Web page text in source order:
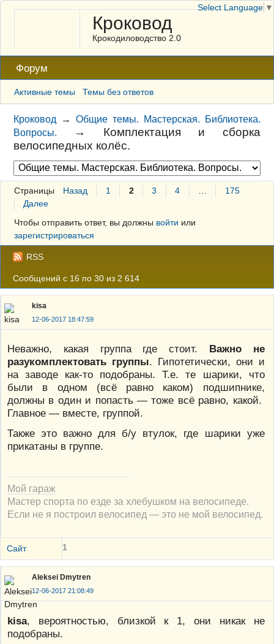
Кроковод
Крокодиловодство 2.0
Форум
Активные темы Темы без ответов
Кроковод →Общие темы. Мастерская. Библиотека.
Вопросы.
→ Комплектация и сборка
велосипедных колёс.
Страницы Назад 1 2 3 4
175
Далее
Чтобы отправить ответ, вы должны войти или
зарегистрироваться
RSS
Сообщений с 16 по 30 из 2 614
kisa
12-06-2017 18:47:59
Неважно, какая группа где стоит. Важно не
разукомплектовать группы. Гипотетически, они и
на заводе как-то подобраны. Т.е. те шарики, что
были в одном (всё равно каком) подшипнике,
должны в один и попасть — тоже всё равно, какой.
Главное — вместе, группой.
Также это важно для б/у втулок, где шарики уже
прикатаны в группе.
Мой гараж
Мастер спорта по езде за хлебушком на велосипеде.
Если не я построил велосипед — это не мой велосипед.
Сайт 1
Aleksei Dmytren
12-06-2017 21:08:49
kisa, вероятностью, близкой к 1, они никак не
подобраны.
Select Language ▼